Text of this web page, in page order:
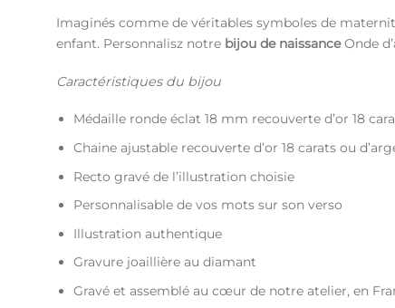
Imaginés comme de véritables symboles de
enfant. Personnalisz notre bijou de naissanceOnde
Caractéristiques du bijou
Médaille ronde éclat 18 mm recouverte d’or 18
Chaine ajustable recouverte d’or 18 carats ou
Recto gravé de l’illustration choisie
Personnalisable de vos mots sur son verso
Illustration authentique
Gravure joaillière au diamant
Gravé et assemblé au cœur de notre atelier, en